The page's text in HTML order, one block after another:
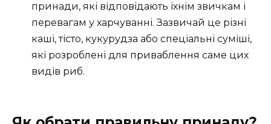
принади, які відповідають їхнім звичкам і
перевагам у харчуванні. Зазвичай це різні
каші, тісто, кукурудза або спеціальні суміші,
які розроблені для приваблення саме цих
видів риб.